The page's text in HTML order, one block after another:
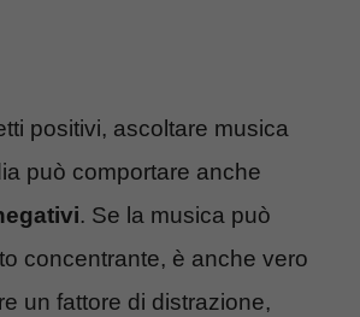
positivi, ascoltare musica
può comportare anche
. Se la musica può
concentrante, è anche vero
un fattore di distrazione,